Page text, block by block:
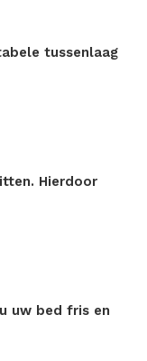
tussenlaag
Hierdoor
uw bed fris en